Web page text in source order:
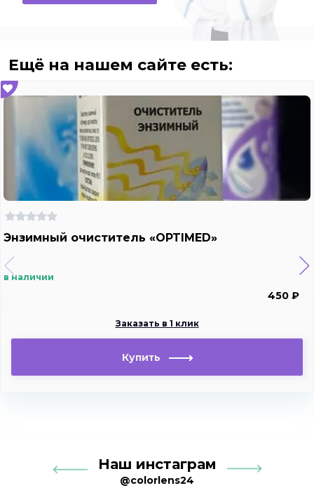
Ещё на нашем сайте есть:
Энзимный очиститель «OPTIMED»
в наличии
450 ₽
Заказать в 1 клик
Наш инстаграм
@colorlens24